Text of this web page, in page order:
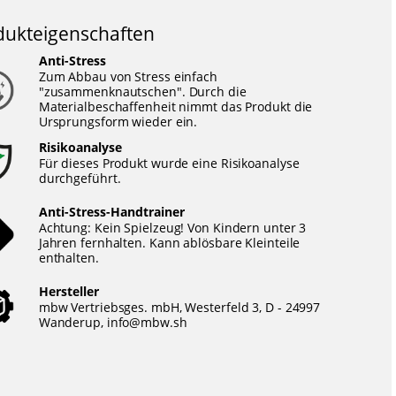
Anti-Stress
Zum Abbau von Stress einfach
"zusammenknautschen". Durch die
Materialbeschaffenheit nimmt das Produkt die
Ursprungsform wieder ein.
Risikoanalyse
Für dieses Produkt wurde eine Risikoanalyse
durchgeführt.
Anti-Stress-Handtrainer
Achtung: Kein Spielzeug! Von Kindern unter 3
Jahren fernhalten. Kann ablösbare Kleinteile
enthalten.
Hersteller
mbw Vertriebsges. mbH, Westerfeld 3, D - 24997
Wanderup, info@mbw.sh